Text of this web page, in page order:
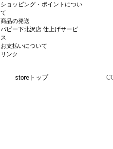
ショッピング・ポイントについ
て
商品の発送
パピー下北沢店 仕上げサービ
ス
お支払いについて
リンク
storeトップ